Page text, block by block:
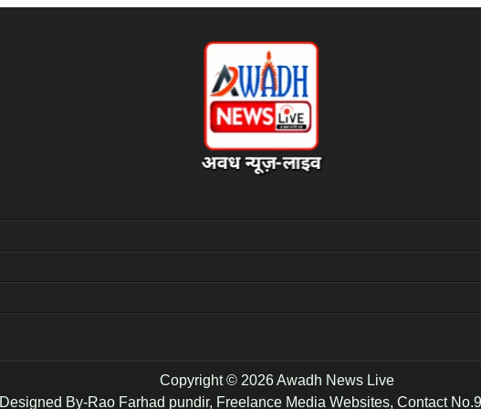
Copyright © 2026 Awadh News Live
Designed By-Rao Farhad pundir, Freelance Media Websites, Contact